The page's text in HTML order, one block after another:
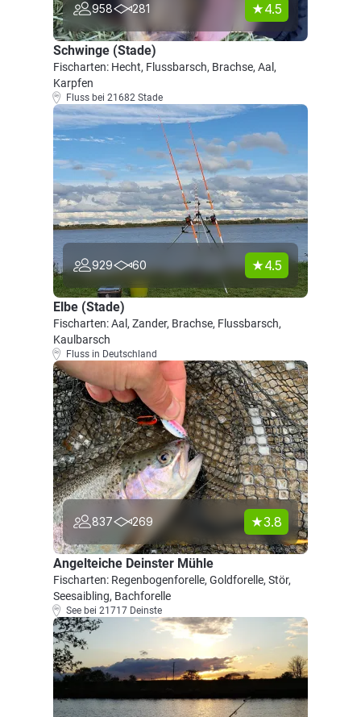
958 281 4.5
Schwinge (Stade)
Fischarten: Hecht, Flussbarsch, Brachse, Aal,
Karpfen
Fluss bei 21682 Stade
929 60 4.5
Elbe (Stade)
Fischarten: Aal, Zander, Brachse, Flussbarsch,
Kaulbarsch
Fluss in Deutschland
837 269 3.8
Angelteiche Deinster Mühle
Fischarten: Regenbogenforelle, Goldforelle, Stör,
Seesaibling, Bachforelle
See bei 21717 Deinste